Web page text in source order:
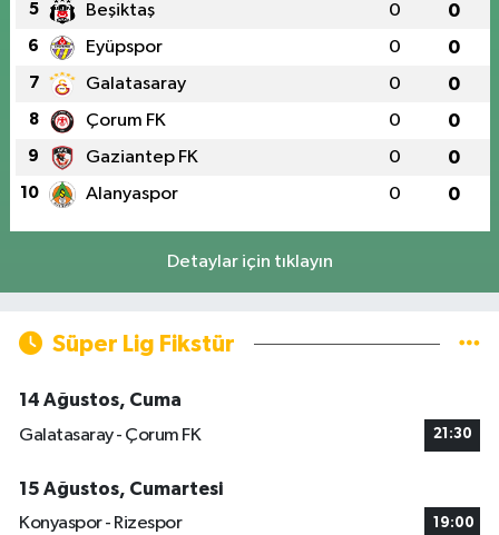
5 Beşiktaş 0 0
6 Eyüpspor 0 0
7 Galatasaray 0 0
8 Çorum FK 0 0
9 Gaziantep FK 0 0
10 Alanyaspor 0 0
Detaylar için tıklayın
Süper Lig Fikstür
14 Ağustos, Cuma
Galatasaray - Çorum FK
21:30
15 Ağustos, Cumartesi
Konyaspor - Rizespor
19:00